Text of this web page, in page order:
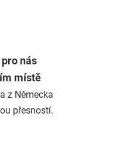
nás
místě
z Německa
přesností.